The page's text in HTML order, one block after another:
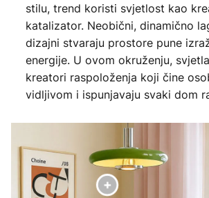
stilu, trend koristi svjetlost kao
katalizator. Neobični, dinamično
dizajni stvaraju prostore pune
energije. U ovom okruženju,
kreatori raspoloženja koji čine
vidljivom i ispunjavaju svaki dom